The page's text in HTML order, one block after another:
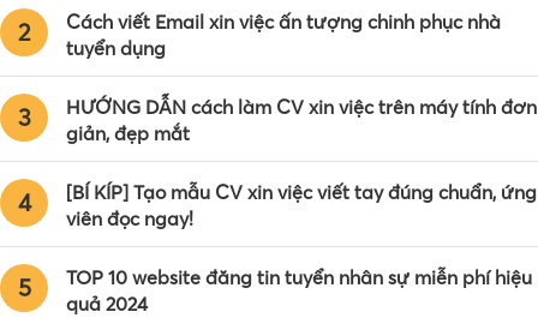
2
Cách viết Email xin việc ấn tượng chinh phục nhà
tuyển dụng
3
HƯỚNG DẪN cách làm CV xin việc trên máy tính đơn
giản, đẹp mắt
4
[BÍ KÍP] Tạo mẫu CV xin việc viết tay đúng chuẩn, ứng
viên đọc ngay!
5
TOP 10 website đăng tin tuyển nhân sự miễn phí hiệu
quả 2024